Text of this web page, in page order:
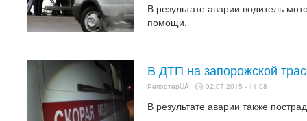
В результате аварии водитель
помощи.
В ДТП на запорожской
РепортерUA 02.07.2015 - 11:08
В результате аварии также